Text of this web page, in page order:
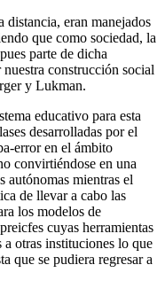
distancia, eran manejados
que como sociedad, la
parte de dicha
construcción social
y Lukman.
educativo para esta
desarrolladas por el
error en el ámbito
convirtiéndose en una
autónomas mientras el
de llevar a cabo las
los modelos de
cuyas herramientas
a otras instituciones lo que
que se pudiera regresar a